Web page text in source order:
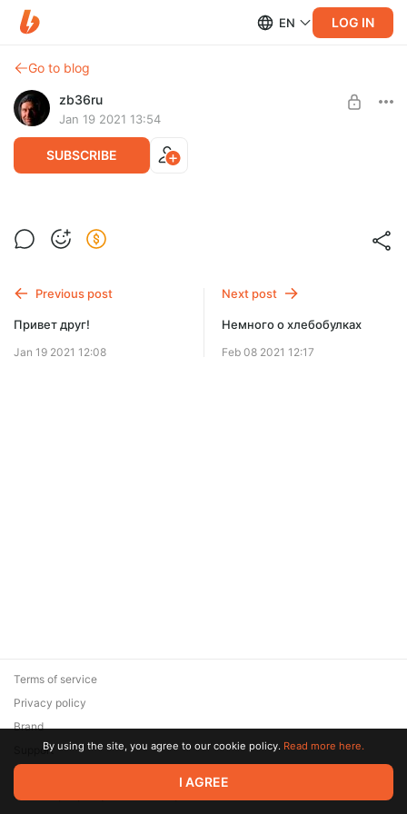
EN LOG IN
Go to blog
zb36ru
Jan 19 2021 13:54
SUBSCRIBE
Лечит ли холод. Моя практика
было частью гигиены.
SUBSCRIBE
Previous post
Привет друг!
Jan 19 2021 12:08
Next post
Немного о хлебобулках
Feb 08 2021 12:17
© 2026 Zaya Solutions Limited. All rights reserved. All trademarks
are the property of their respective owners.
Terms of service
Privacy policy
Brand
SupportBy using the site, you agree to our cookie policy. Read more here.
I AGREE